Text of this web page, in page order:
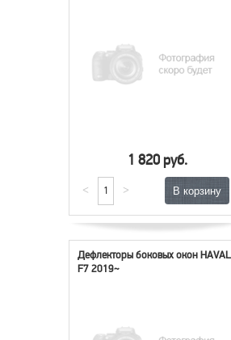
1 820 руб.
< >
Дефлекторы боковых окон HAVAL
F7 2019~